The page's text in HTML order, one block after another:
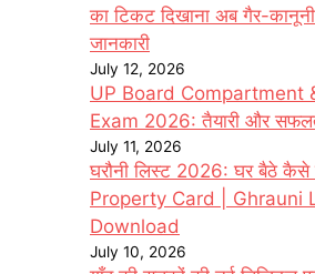
का टिकट दिखाना अब गैर-कानूनी
जानकारी
July 12, 2026
UP Board Compartment
Exam 2026: तैयारी और
July 11, 2026
घरौनी लिस्ट 2026: घर बैठे
Property Card | Ghrauni
Download
July 10, 2026